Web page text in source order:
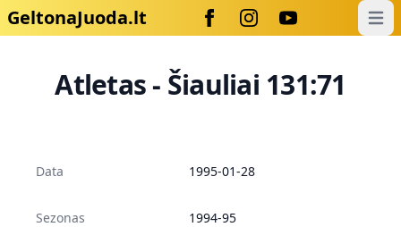
GeltonaJuoda.lt
Atletas - Šiauliai 131:71
Data 1995-01-28
Sezonas 1994-95